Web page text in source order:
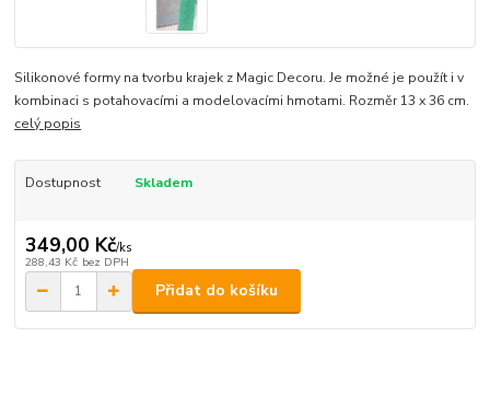
Silikonové formy na tvorbu krajek z Magic Decoru. Je možné je použít i v
kombinaci s potahovacími a modelovacími hmotami. Rozměr 13 x 36 cm.
celý popis
Dostupnost Skladem
349,00 Kč/ks
288,43 Kč bez DPH
Přidat do košíku